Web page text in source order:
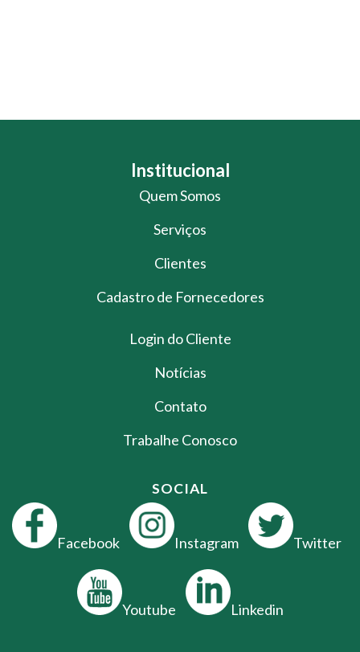
Institucional
Quem Somos
Serviços
Clientes
Cadastro de Fornecedores
Login do Cliente
Notícias
Contato
Trabalhe Conosco
SOCIAL
Facebook Instagram Twitter
Youtube Linkedin